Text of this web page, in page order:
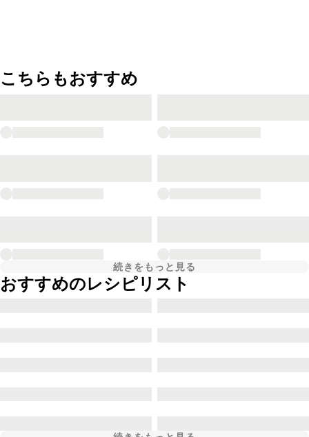
こちらもおすすめ
続きをもっと見る
おすすめのレシピリスト